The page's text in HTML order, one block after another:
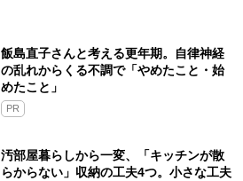
飯島直子さんと考える更年期。自律神経
の乱れからくる不調で「やめたこと・始
めたこと」
PR
汚部屋暮らしから一変、「キッチンが散
らからない」収納の工夫4つ。小さな工夫